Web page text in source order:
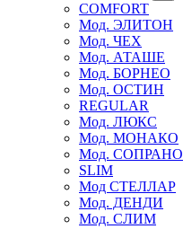
COMFORT
Мод. ЭЛИТОН
Мод. ЧЕХ
Мод. АТАШЕ
Мод. БОРНЕО
Мод. ОСТИН
REGULAR
Мод. ЛЮКС
Мод. МОНАКО
Мод. СОПРАНО
SLIM
Мод СТЕЛЛАР
Мод. ДЕНДИ
Мод. СЛИМ